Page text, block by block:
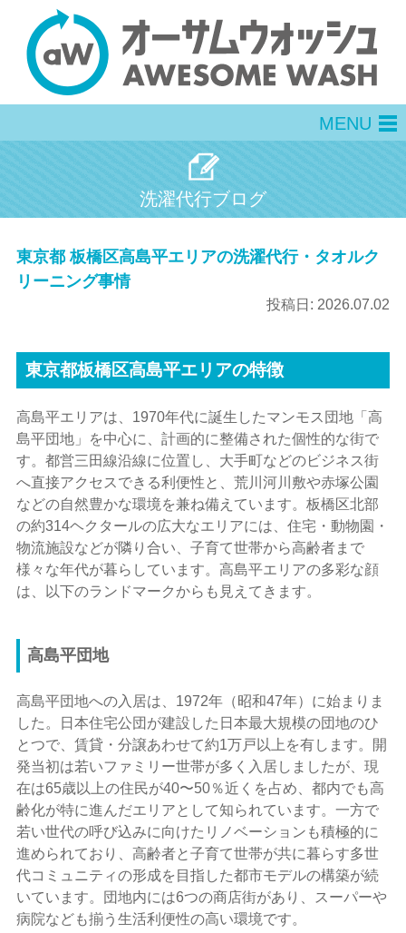
MENU
洗濯代行ブログ
東京都 板橋区高島平エリアの洗濯代行・タオルク
リーニング事情
投稿日: 2026.07.02
東京都板橋区高島平エリアの特徴
高島平エリアは、1970年代に誕生したマンモス団地「高
島平団地」を中心に、計画的に整備された個性的な街で
す。都営三田線沿線に位置し、大手町などのビジネス街
へ直接アクセスできる利便性と、荒川河川敷や赤塚公園
などの自然豊かな環境を兼ね備えています。板橋区北部
の約314ヘクタールの広大なエリアには、住宅・動物園・
物流施設などが隣り合い、子育て世帯から高齢者まで
様々な年代が暮らしています。高島平エリアの多彩な顔
は、以下のランドマークからも見えてきます。
高島平団地
高島平団地への入居は、1972年（昭和47年）に始まりま
した。日本住宅公団が建設した日本最大規模の団地のひ
とつで、賃貸・分譲あわせて約1万戸以上を有します。開
発当初は若いファミリー世帯が多く入居しましたが、現
在は65歳以上の住民が40〜50％近くを占め、都内でも高
齢化が特に進んだエリアとして知られています。一方で
若い世代の呼び込みに向けたリノベーションも積極的に
進められており、高齢者と子育て世帯が共に暮らす多世
代コミュニティの形成を目指した都市モデルの構築が続
いています。団地内には6つの商店街があり、スーパーや
病院なども揃う生活利便性の高い環境です。